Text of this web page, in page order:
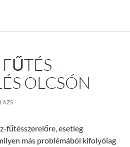
OLCSÓN
fűtésszerelőre, esetleg
más problémából kifolyólag